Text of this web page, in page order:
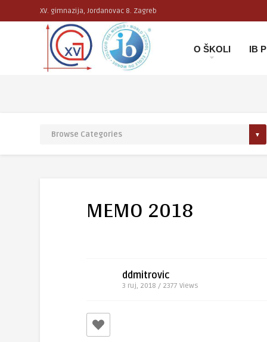
XV. gimnazija, Jordanovac 8. Zagreb
O ŠKOLI IB
MEMO 2018
ddmitrovic
3 ruj, 2018 / 2377 Views